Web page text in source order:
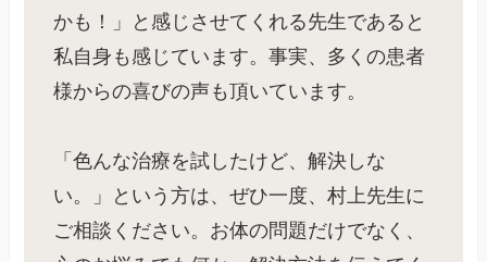
かも！」と感じさせてくれる先生であると
私自身も感じています。事実、多くの患者
様からの喜びの声も頂いています。
「色んな治療を試したけど、解決しな
い。」という方は、ぜひ一度、村上先生に
ご相談ください。お体の問題だけでなく、